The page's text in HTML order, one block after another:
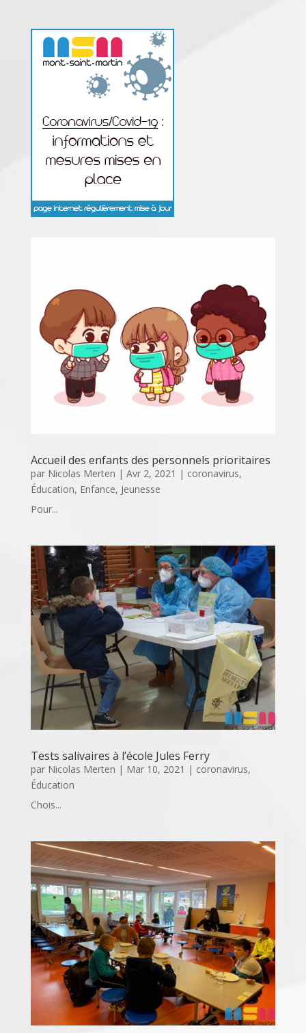
Accueil des enfants des personnels prioritaires
par Nicolas Merten | Avr 2, 2021 | coronavirus,
Éducation, Enfance, Jeunesse
Pour...
Tests salivaires à l’école Jules Ferry
par Nicolas Merten | Mar 10, 2021 | coronavirus,
Éducation
Chois...